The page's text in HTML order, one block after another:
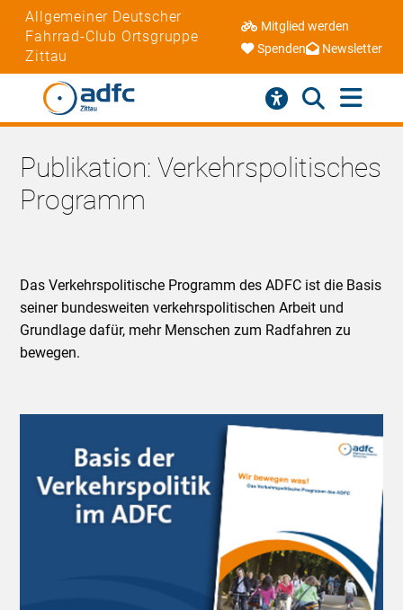
Allgemeiner Deutscher
Fahrrad-Club Ortsgruppe
Zittau
Mitglied werden
Spenden
Newsletter
Publikation: Verkehrspolitisches
Programm
Das Verkehrspolitische Programm des ADFC ist die Basis
seiner bundesweiten verkehrspolitischen Arbeit und
Grundlage dafür, mehr Menschen zum Radfahren zu
bewegen.